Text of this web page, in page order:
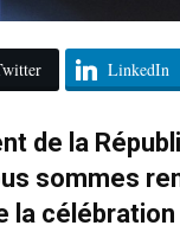
LinkedIn
de la
sommes
la